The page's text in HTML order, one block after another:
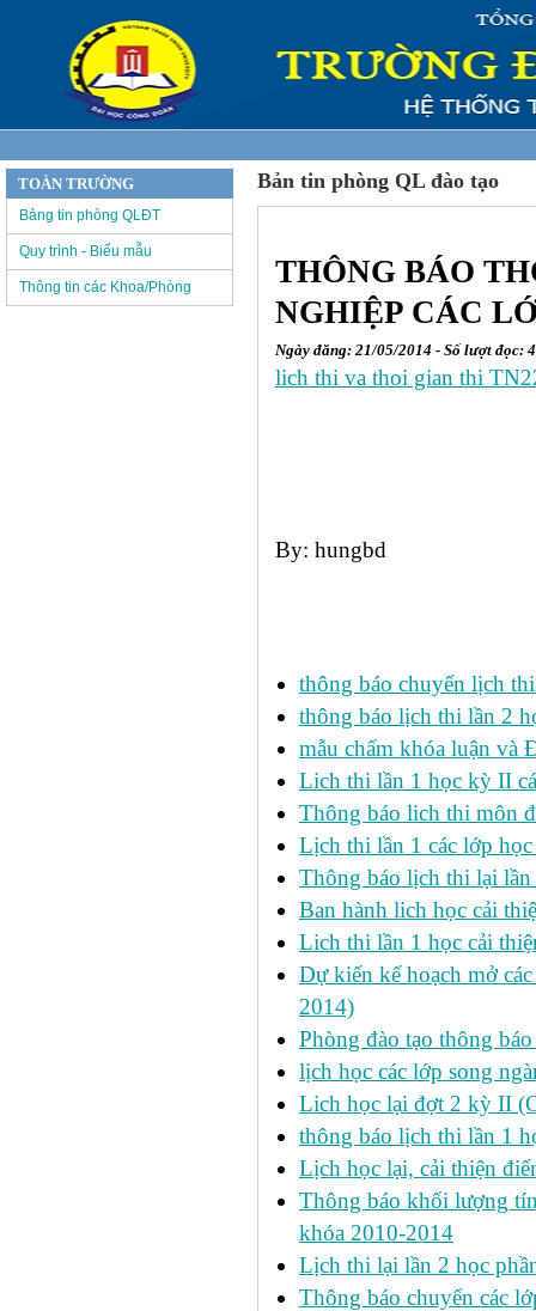
Bản tin phòng QL đào tạo
THÔNG BÁO
NGHIỆP CÁC
Ngày đăng: 21/05/2014 - Số lượt đọc:
lich thi va thoi gian thi
By: hungbd
thông báo chuyển lịch
thông báo lịch thi lần 2
mẫu chấm khóa luận và
Lich thi lần 1 học kỳ II
Thông báo lich thi môn
Lịch thi lần 1 các lớp
Thông báo lịch thi lại
Ban hành lich học cải
Lich thi lần 1 học cải
Dự kiến kế hoạch mở
2014)
Phòng đào tạo thông
lịch học các lớp song
Lich học lại đợt 2 kỳ II
thông báo lịch thi lần 1
Lịch học lại, cải thiện
Thông báo khối lượng
khóa 2010-2014
Lịch thi lại lần 2 học
Thông báo chuyển các
TOÀN TRƯỜNG
Bảng tin phòng QLĐT
Quy trình - Biểu mẫu
Thông tin các Khoa/Phòng